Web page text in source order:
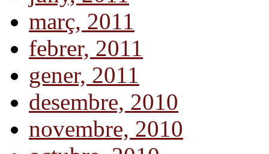
març, 2011
febrer, 2011
gener, 2011
desembre, 2010
novembre, 2010